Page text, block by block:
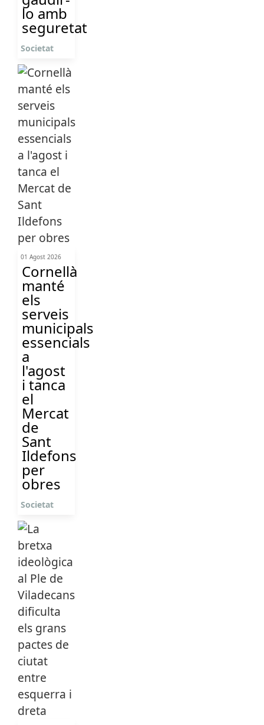
lo amb
seguretat
Societat
01 Agost 2026
Cornellà
manté
els
serveis
municipals
essencials
a
l'agost
i tanca
el
Mercat
de
Sant
Ildefons
per
obres
Societat